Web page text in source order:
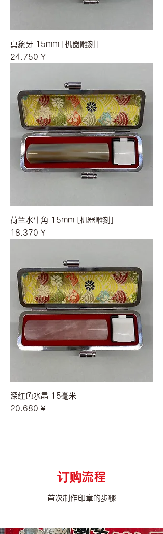
真象牙 15mm [机器雕刻]
價格
24.750 ¥
荷兰水牛角 15mm [机器雕刻]
價格
18.370 ¥
深红色水晶 15毫米
價格
20.680 ¥
订购流程
首次制作印章的步骤